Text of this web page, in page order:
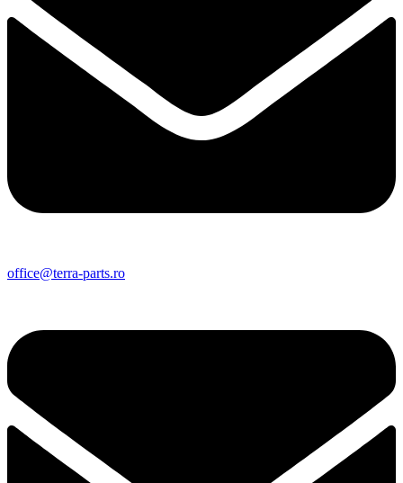
office@terra-parts.ro